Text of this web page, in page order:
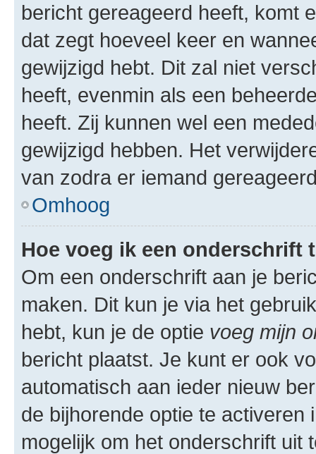
bericht gereageerd heeft, komt
dat zegt hoeveel keer en
gewijzigd hebt. Dit zal niet
heeft, evenmin als een
heeft. Zij kunnen wel een
gewijzigd hebben. Het
van zodra er iemand
Omhoog
Hoe voeg ik een onderschrift
Om een onderschrift aan je
maken. Dit kun je via het
hebt, kun je de optie voeg mijn
bericht plaatst. Je kunt er ook
automatisch aan ieder nieuw
de bijhorende optie te
mogelijk om het onderschrift uit